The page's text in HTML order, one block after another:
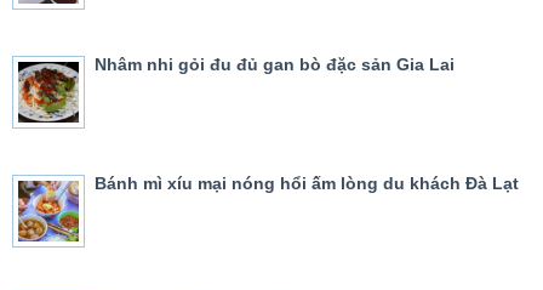
Nhâm nhi gỏi đu đủ gan bò đặc sản Gia Lai
Bánh mì xíu mại nóng hổi ấm lòng du khách Đà Lạt